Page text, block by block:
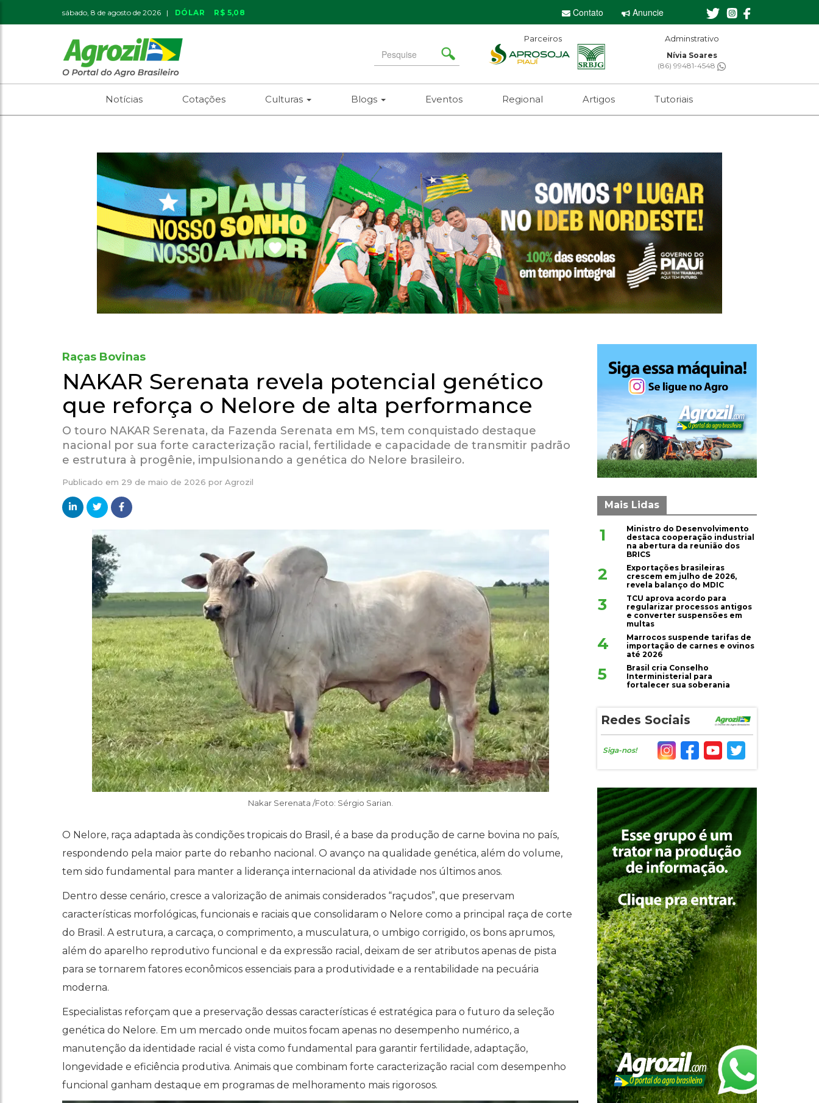
sábado, 8 de agosto de 2026 | DÓLAR R$ 5,08 Contato Anuncie
Search
for
Parceiros Editor-chefe
Sebastian Eugênio
(61) 99650-2473
Notícias Cotações Culturas Blogs Eventos Regional Artigos Tutoriais
Raças Bovinas
NAKAR Serenata revela potencial genético
que reforça o Nelore de alta performance
O touro NAKAR Serenata, da Fazenda Serenata em MS, tem conquistado destaque
nacional por sua forte caracterização racial, fertilidade e capacidade de transmitir padrão
e estrutura à progênie, impulsionando a genética do Nelore brasileiro.
Publicado em 29 de maio de 2026 por Agrozil
Nakar Serenata /Foto: Sérgio Sarian.
O Nelore, raça adaptada às condições tropicais do Brasil, é a base da produção de carne bovina no país,
respondendo pela maior parte do rebanho nacional. O avanço na qualidade genética, além do volume,
tem sido fundamental para manter a liderança internacional da atividade nos últimos anos.
Dentro desse cenário, cresce a valorização de animais considerados “raçudos”, que preservam
características morfológicas, funcionais e raciais que consolidaram o Nelore como a principal raça de corte
do Brasil. A estrutura, a carcaça, o comprimento, a musculatura, o umbigo corrigido, os bons aprumos,
além do aparelho reprodutivo funcional e da expressão racial, deixam de ser atributos apenas de pista
para se tornarem fatores econômicos essenciais para a produtividade e a rentabilidade na pecuária
moderna.
Especialistas reforçam que a preservação dessas características é estratégica para o futuro da seleção
genética do Nelore. Em um mercado onde muitos focam apenas no desempenho numérico, a
manutenção da identidade racial é vista como fundamental para garantir fertilidade, adaptação,
longevidade e eficiência produtiva. Animais que combinam forte caracterização racial com desempenho
funcional ganham destaque em programas de melhoramento mais rigorosos.
Mais Lidas
1
Ministro do Desenvolvimento
destaca cooperação industrial
na abertura da reunião dos
BRICS
2
Exportações brasileiras
crescem em julho de 2026,
revela balanço do MDIC
3
TCU aprova acordo para
regularizar processos antigos
e converter suspensões em
multas
4
Marrocos suspende tarifas de
importação de carnes e ovinos
até 2026
5
Brasil cria Conselho
Interministerial para
fortalecer sua soberania
Redes Sociais
Siga-nos!